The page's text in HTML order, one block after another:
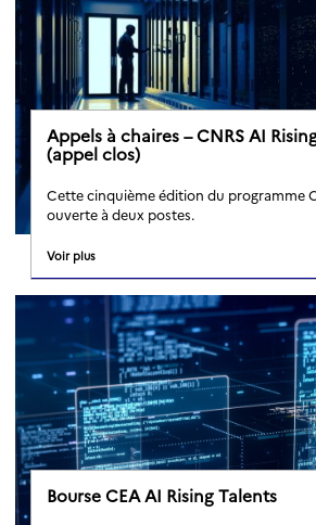
Appels à chaires – CNRS AI
(appel clos)
Cette cinquième édition du programme
ouverte à deux postes.
Voir plus
Bourse CEA AI Rising Talents